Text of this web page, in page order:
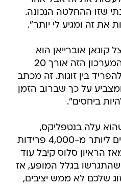
שזו ההחלטה הנכונה.
זה ומגיע לי יותר".
קונאן אוברייאן הוא
התייחס לתופעה ואמר: "המערכון הזה אורך 20
בין זוגות. זה מכתב
על כך שברוב הזמן
ביחסים".
עלה בנטפליקס,
המופע הזה גרם ב-10 ימים ליותר מ-4,000 פרידות
גירושים. מאז הראיון סלוס קיבל עוד
שהתגרשו בגלל המופע, אז
שלכם לא ממש יציבים,